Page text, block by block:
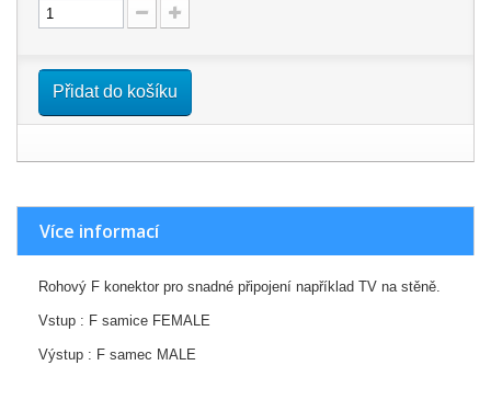
Přidat do košíku
Více informací
Rohový F konektor pro snadné připojení například TV na stěně.
Vstup : F samice FEMALE
Výstup : F samec MALE